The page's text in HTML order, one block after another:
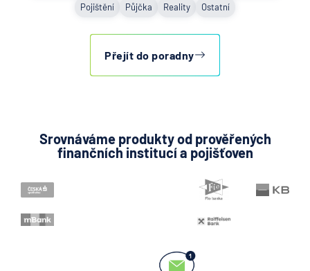
Pojištění
Půjčka Reality Ostatní
Přejít do poradny
Srovnáváme produkty od prověřených
finančních institucí a pojišťoven